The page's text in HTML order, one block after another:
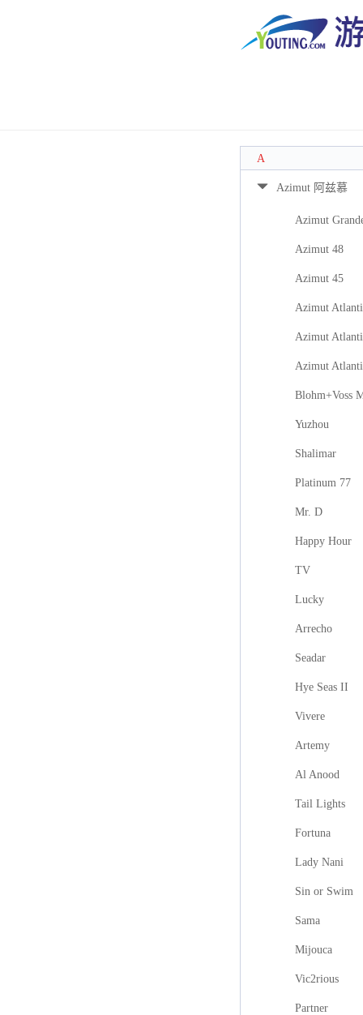
A
Azimut 阿兹慕
Azimut
Azimut 48
Azimut 45
Azimut
Azimut
Azimut
Blohm+Voss
Yuzhou
Shalimar
Platinum 77
Mr. D
Happy Hour
TV
Lucky
Arrecho
Seadar
Hye Seas II
Vivere
Artemy
Al Anood
Tail Lights
Fortuna
Lady Nani
Sin or Swim
Sama
Mijouca
Vic2rious
Partner